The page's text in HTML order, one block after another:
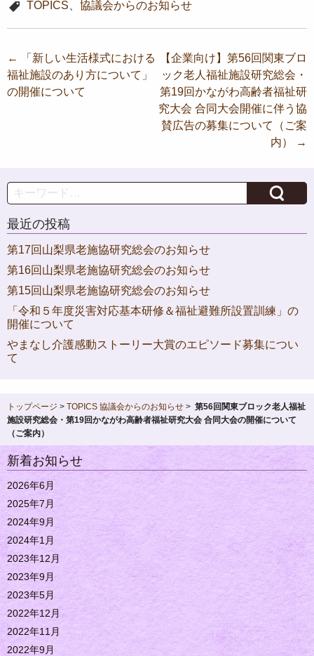
TOPICS 協議会からのお知らせ
投
稿
シ
ョ
ン
←
「新しい生活様式における
福祉施設のあり方について」
の開催について
【企業向け】第56回関東ブロ
ック老人福祉施設研究総会・
第19回かながわ高齢者福祉研
究大会 合同大会開催に伴う協
賛広告の募集について（ご案
内）
→
Search
最近の投稿
第17回山梨県老施協研究総会のお知らせ
第16回山梨県老施協研究総会のお知らせ
第15回山梨県老施協研究総会のお知らせ
「令和５年度災害対応基本研修＆福祉避難所設置訓練」の
開催について
やまなし介護感動ストーリー大賞のエピソード募集につい
て
トップページ > TOPICS 協議会からのお知らせ > 第56回関東ブロック老人福祉
施設研究総会・第19回かながわ高齢者福祉研究大会 合同大会の開催について
（ご案内）
新着お知らせ
2026年6月
2025年7月
2024年9月
2024年1月
2023年12月
2023年9月
2023年5月
2022年12月
2022年11月
2022年9月